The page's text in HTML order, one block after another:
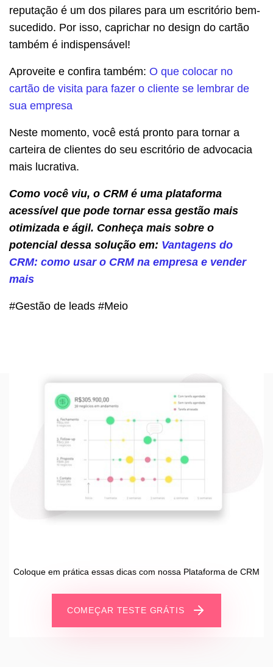
reputação é um dos pilares para um escritório bem-
sucedido. Por isso, caprichar no design do cartão
também é indispensável!
Aproveite e confira também: O que colocar no
cartão de visita para fazer o cliente se lembrar de
sua empresa
Neste momento, você está pronto para tornar a
carteira de clientes do seu escritório de advocacia
mais lucrativa.
Como você viu, o CRM é uma plataforma
acessível que pode tornar essa gestão mais
otimizada e ágil. Conheça mais sobre o
potencial dessa solução em: Vantagens do
CRM: como usar o CRM na empresa e vender
mais
#Gestão de leads #Meio
Coloque em prática essas dicas com nossa Plataforma de CRM
COMEÇAR TESTE GRÁTIS